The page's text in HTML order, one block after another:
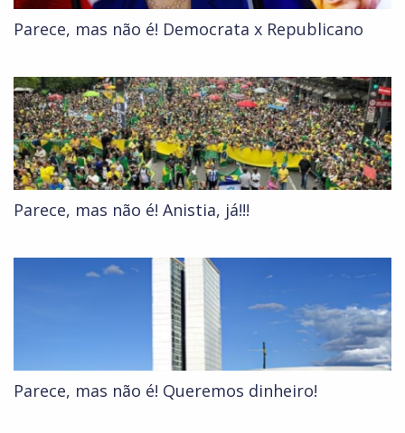
Parece, mas não é! Democrata x Republicano
Parece, mas não é! Anistia, já!!!
Parece, mas não é! Queremos dinheiro!